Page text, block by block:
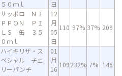
５０ｍｌ
日
サッポロ ＮＩ
ＰＰＯＮ ＰＩ
ＬＳ 缶 ３５
０ｍｌ
12
月
05
日
110 97% 37% 209
ハイキリザ・ス
ペシャル チェ
リーパンチ
01
月
16
109232% 7% 146